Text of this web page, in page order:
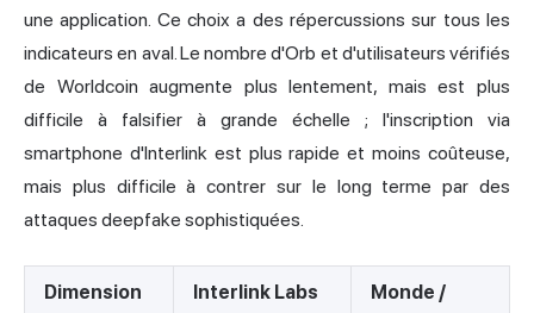
une application. Ce choix a des répercussions sur tous les
indicateurs en aval. Le nombre d'Orb et d'utilisateurs vérifiés
de Worldcoin augmente plus lentement, mais est plus
difficile à falsifier à grande échelle ; l'inscription via
smartphone d'Interlink est plus rapide et moins coûteuse,
mais plus difficile à contrer sur le long terme par des
attaques deepfake sophistiquées.
Dimension
Interlink Labs
Monde /